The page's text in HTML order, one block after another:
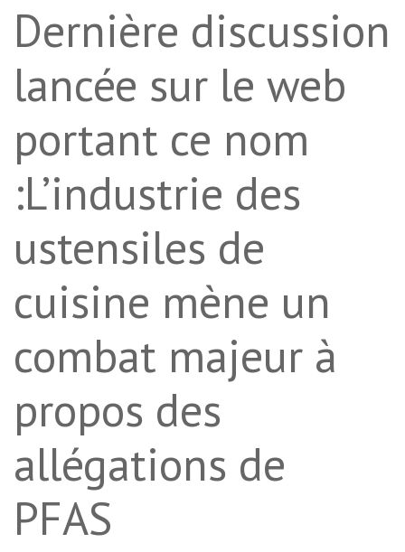
Dernière discussion
lancée sur le web
portant ce nom
:L’industrie des
ustensiles de
cuisine mène un
combat majeur à
propos des
allégations de
PFAS